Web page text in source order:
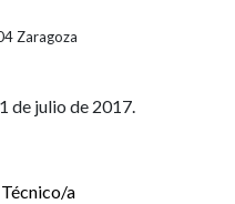
Zaragoza
de julio de 2017.
a